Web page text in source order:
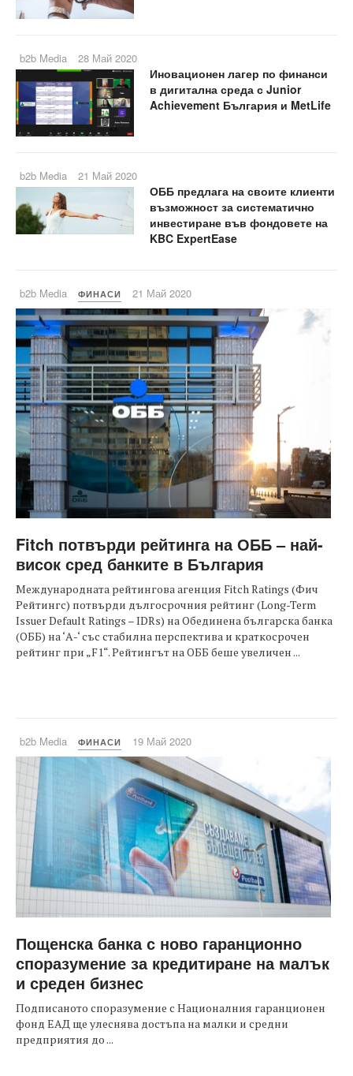
b2b Media 28 Май 2020
Иновационен лагер по финанси
в дигитална среда с Junior
Achievement България и MetLife
b2b Media 21 Май 2020
ОББ предлага на своите клиенти
възможност за систематично
инвестиране във фондовете на
KBC ExpertEase
b2b Media ФИНАСИ 21 Май 2020
Fitch потвърди рейтинга на ОББ – най-
висок сред банките в България
Международната рейтингова агенция Fitch Ratings (Фич
Рейтингс) потвърди дългосрочния рейтинг (Long-Term
Issuer Default Ratings – IDRs) на Обединена българска банка
(ОББ) на ‘А-‘ със стабилна перспектива и краткосрочен
рейтинг при „F1“. Рейтингът на ОББ беше увеличен ...
b2b Media ФИНАСИ 19 Май 2020
Пощенска банка с ново гаранционно
споразумение за кредитиране на малък
и среден бизнес
Подписаното споразумение с Националния гаранционен
фонд ЕАД ще улеснява достъпа на малки и средни
предприятия до ...